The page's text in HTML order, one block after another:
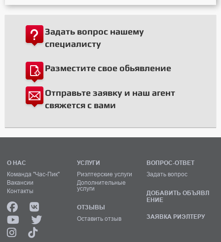
Задать вопрос нашему
специалисту
Разместите свое обьявление
Отправьте заявку и наш агент
свяжется с вами
О НАС
Команда "Час-Пик"
Вакансии
Контакты
УСЛУГИ
Риэлтерские услуги
Дополнительные
услуги
ОТЗЫВЫ
Оставить отзыв
ВОПРОС-ОТВЕТ
Задать вопрос
ДОБАВИТЬ ОБЪЯВЛ
ЕНИЕ
ЗАЯВКА РИЭЛТЕРУ